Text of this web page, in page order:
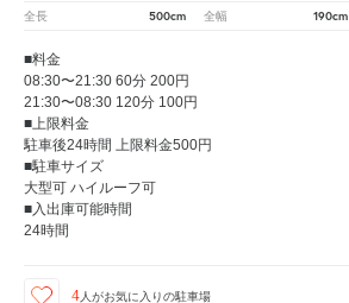
全長 500cm 全幅 190cm
■料金
08:30〜21:30 60分 200円
21:30〜08:30 120分 100円
■上限料金
駐車後24時間 上限料金500円
■駐車サイズ
大型可 ハイルーフ可
■入出庫可能時間
24時間
4人がお気に入りの駐車場